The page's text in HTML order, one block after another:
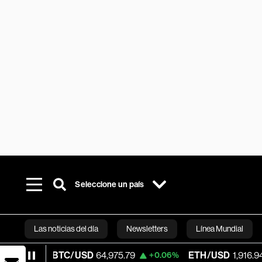
Seleccione un país
Las noticias del día Newsletters Línea Mundial
Bloomberg
BTC/USD 64,975.79 +0.06% ETH/USD 1,916.945